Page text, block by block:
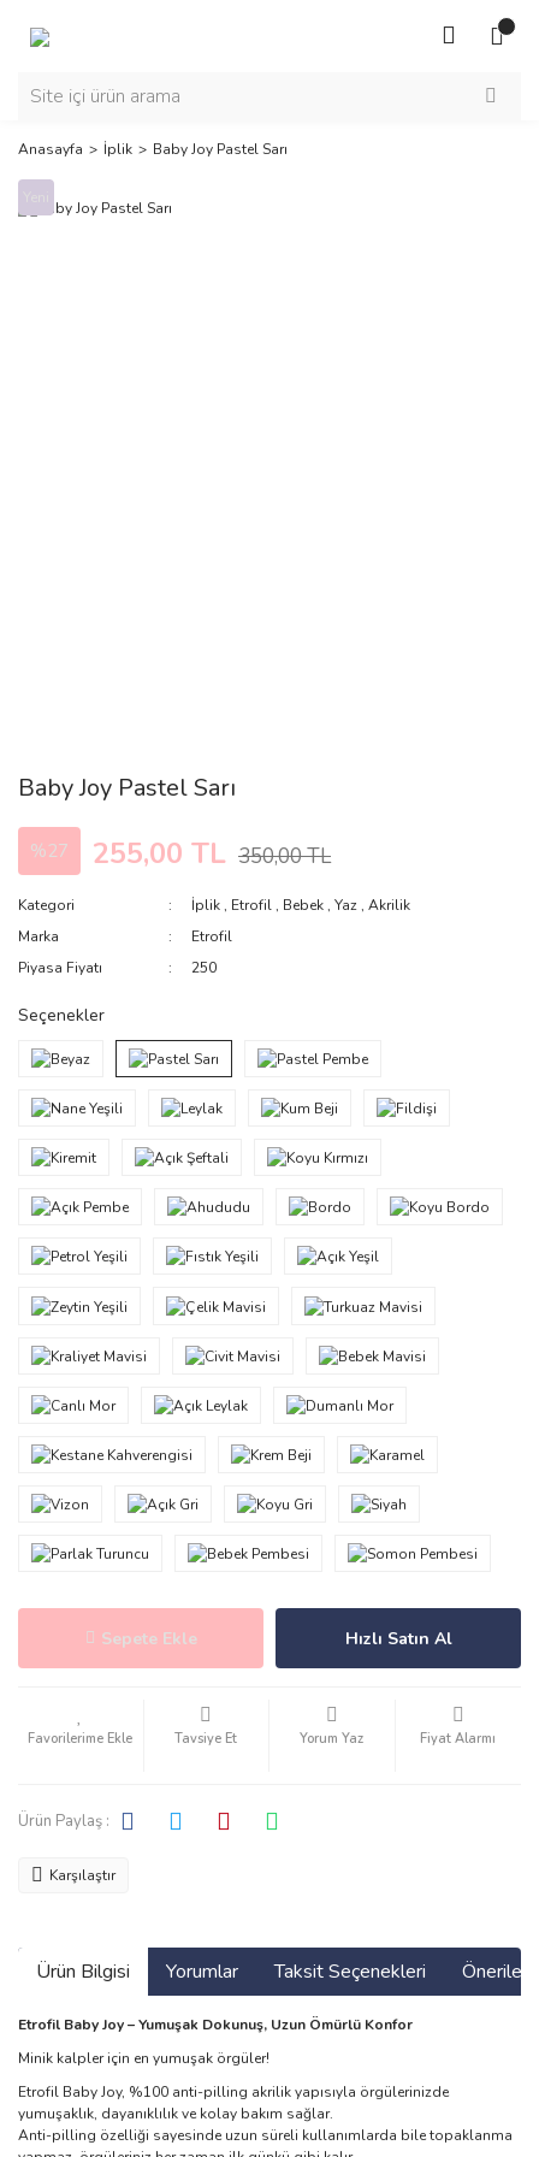
Anasayfa İplik Baby Joy Pastel Sarı
Baby Joy Pastel Sarı
%27 255,00 TL 350,00 TL
Kategori İplik , Etrofil, Bebek ,Yaz ,Akrilik
Marka
Etrofil
Piyasa Fiyatı
250
Seçenekler
Sepete Ekle Hızlı Satın Al
Tavsiye Et Yorum Yaz Fiyat Alarmı
Ürün Paylaş :
Karşılaştır
Ürün Bilgisi Yorumlar Taksit Seçenekleri
Etrofil Baby Joy – Yumuşak Dokunuş, Uzun Ömürlü Konfor
Minik kalpler için en yumuşak örgüler!
Etrofil Baby Joy, %100 anti-pilling akrilik yapısıyla örgülerinizde
yumuşaklık, dayanıklılık ve kolay bakım sağlar.
Anti-pilling özelliği sayesinde uzun süreli kullanımlarda bile topaklanma